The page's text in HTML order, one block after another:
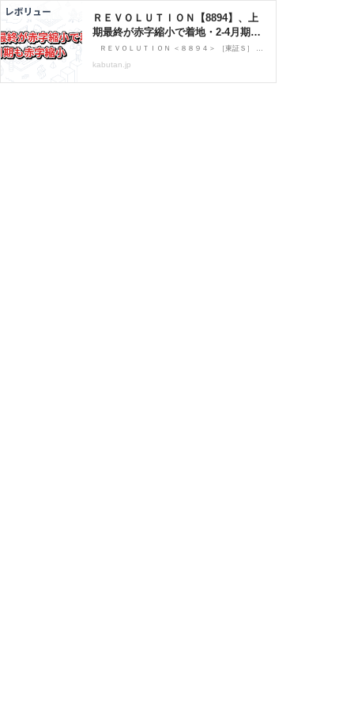
ＲＥＶＯＬＵＴＩＯＮ【8894】、上
期最終が赤字縮小で着地・2-4月期も
赤字縮小 | 株探ニュース
ＲＥＶＯＬＵＴＩＯＮ ＜８８９４＞ ［東証Ｓ］ が６月１５日大引け後（１６：３０）に決算を発表。２６年１０月期第２四半期累計（２５年１１月－２６年４月）の連結最終損益は１０．５億円の赤字（前年同期は１７１億円の赤字）に赤字幅が縮小した・・・。
kabutan.jp